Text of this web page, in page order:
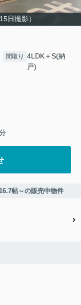
日撮影）
間取り
4LDK＋S(納
戸)
帖～の販売中物件